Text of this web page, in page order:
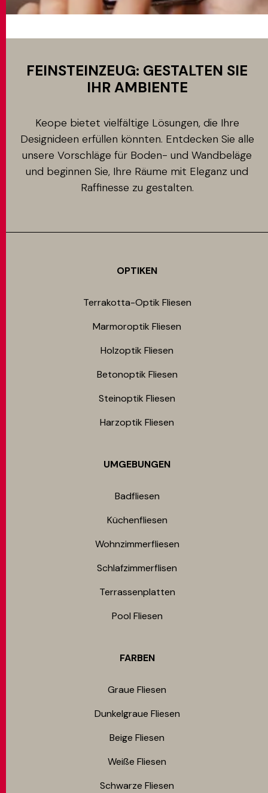
FEINSTEINZEUG: GESTALTEN SIE
IHR AMBIENTE
Keope bietet vielfältige Lösungen, die Ihre
Designideen erfüllen könnten. Entdecken Sie alle
unsere Vorschläge für Boden- und Wandbeläge
und beginnen Sie, Ihre Räume mit Eleganz und
Raffinesse zu gestalten.
OPTIKEN
Terrakotta-Optik Fliesen
Marmoroptik Fliesen
Holzoptik Fliesen
Betonoptik Fliesen
Steinoptik Fliesen
Harzoptik Fliesen
UMGEBUNGEN
Badfliesen
Küchenfliesen
Wohnzimmerfliesen
Schlafzimmerflisen
Terrassenplatten
Pool Fliesen
FARBEN
Graue Fliesen
Dunkelgraue Fliesen
Beige Fliesen
Weiße Fliesen
Schwarze Fliesen